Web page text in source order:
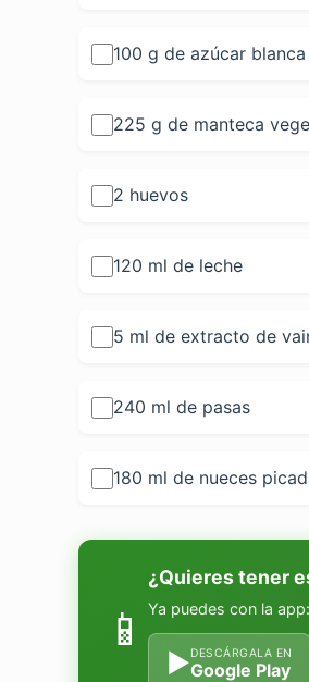
100 g de azúcar blanca
225 g de manteca
2 huevos
120 ml de leche
5 ml de extracto de
240 ml de pasas
180 ml de nueces
📱
¿Quieres tener
Ya puedes con la
▶DESCÁRGALA EN
Google Play